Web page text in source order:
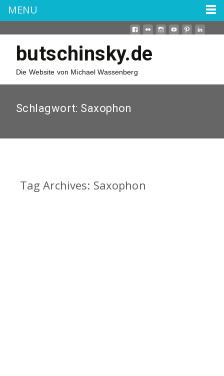
butschinsky.de
Die Website von Michael Wassenberg
Schlagwort: Saxophon
Tag Archives: Saxophon
MENU